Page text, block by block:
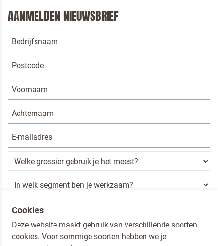
AANMELDEN NIEUWSBRIEF
Ik ben een horeca professional
Door op versturen te klikken, ga je akkoord metonze voorwaarden.
Cookies
Deze website maakt gebruik van verschillende soorten
cookies. Voor sommige soorten hebben we je